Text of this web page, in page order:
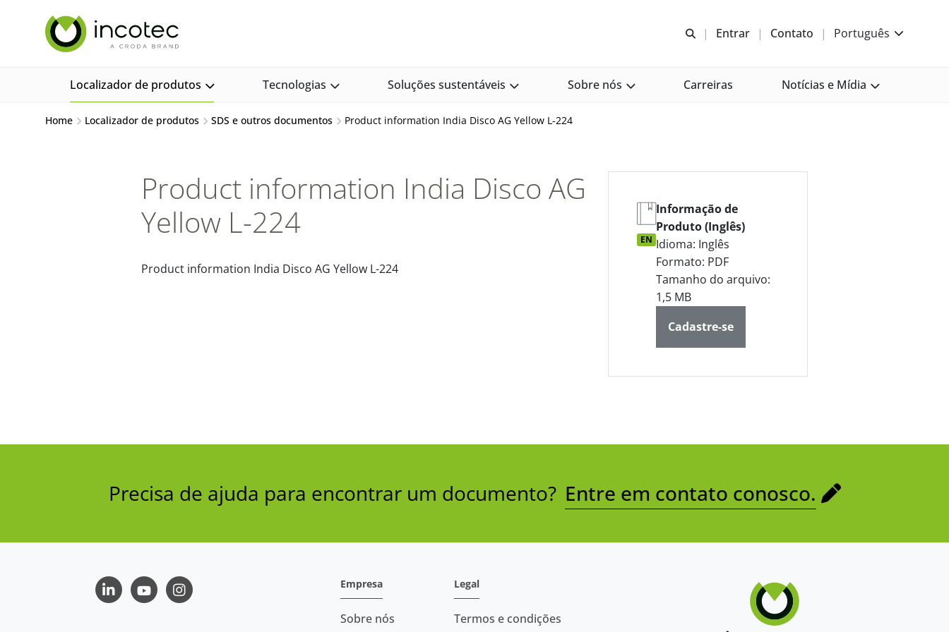
Abrir pesquisa
Entrar Contato Português
Localizador de produtos Tecnologias Soluções sustentáveis Sobre nós Carreiras Notícias e Mídia
Home Localizador de produtos SDS e outros documentos Product information India Disco AG Yellow L-224
Product information India Disco AG
Yellow L-224
Product information India Disco AG Yellow L-224
EN
Informação de
Produto (Inglês)
Idioma: Inglês
Formato: PDF
Tamanho do arquivo:
1,5 MB
Cadastre-se
Precisa de ajuda para encontrar um documento? Entre em contato conosco.
LinkedInYoutubeInstagram
Empresa
Sobre nós
Legal
Termos e condições